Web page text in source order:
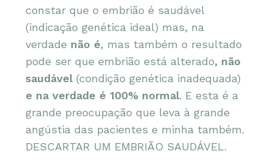
constar que o embrião é saudável
(indicação genética ideal) mas, na
verdade não é, mas também o resultado
pode ser que embrião está alterado, não
saudável(condição genética inadequada)
e na verdade é 100% normal. E esta é a
grande preocupação que leva à grande
angústia das pacientes e minha também.
DESCARTAR UM EMBRIÃO SAUDÁVEL.